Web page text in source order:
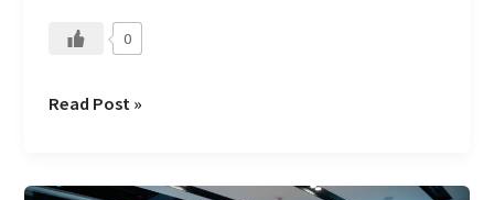
0
Read Post »